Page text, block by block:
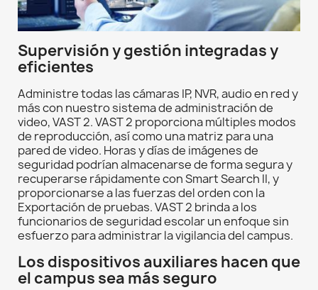
Supervisión y gestión integradas y
eficientes
Administre todas las cámaras IP, NVR, audio en red y
más con nuestro sistema de administración de
video, VAST 2. VAST 2 proporciona múltiples modos
de reproducción, así como una matriz para una
pared de video. Horas y días de imágenes de
seguridad podrían almacenarse de forma segura y
recuperarse rápidamente con Smart Search II, y
proporcionarse a las fuerzas del orden con la
Exportación de pruebas. VAST 2 brinda a los
funcionarios de seguridad escolar un enfoque sin
esfuerzo para administrar la vigilancia del campus.
Los dispositivos auxiliares hacen que
el campus sea más seguro